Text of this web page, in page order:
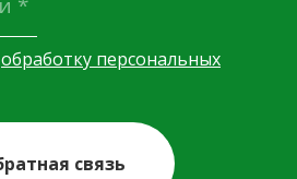
обработку персональных